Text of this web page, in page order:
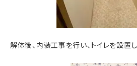
解体後、内装工事を行い、トイレを設置し